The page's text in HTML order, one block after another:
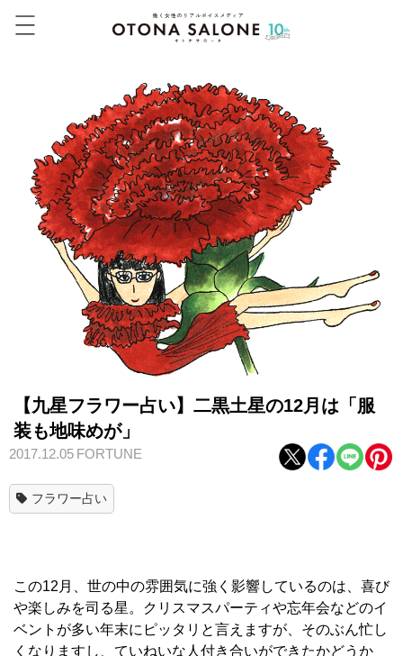
【九星フラワー占い】二黒土星の12月は「服
装も地味めが」
2017.12.05 FORTUNE
フラワー占い
この12月、世の中の雰囲気に強く影響しているのは、喜び
や楽しみを司る星。クリスマスパーティや忘年会などのイ
ベントが多い年末にピッタリと言えますが、そのぶん忙し
くなりますし、ていねいな人付き合いができたかどうか